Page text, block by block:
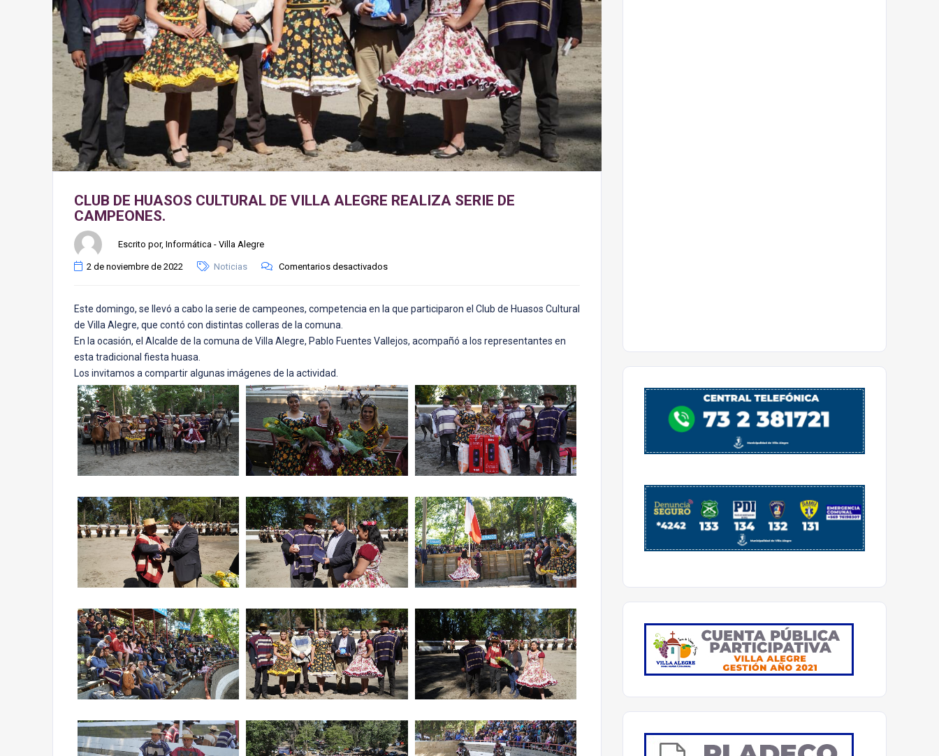
CLUB DE HUASOS CULTURAL DE VILLA ALEGRE REALIZA SERIE DE
CAMPEONES.
Escrito por, Informática - Villa Alegre
2 de noviembre de 2022 Noticias Comentarios desactivados
Este domingo, se llevó a cabo la serie de campeones, competencia en la que participaron el Club de Huasos Cultural
de Villa Alegre, que contó con distintas colleras de la comuna.
En la ocasión, el Alcalde de la comuna de Villa Alegre, Pablo Fuentes Vallejos, acompañó a los representantes en
esta tradicional fiesta huasa.
Los invitamos a compartir algunas imágenes de la actividad.